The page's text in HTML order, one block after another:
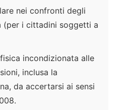
nei confronti degli
(per i cittadini soggetti a
incondizionata alle
inclusa la
da accertarsi ai sensi